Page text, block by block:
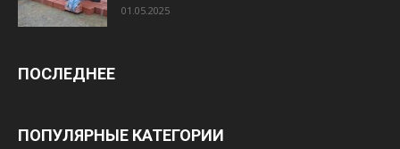
01.05.2025
ПОСЛЕДНЕЕ
ПОПУЛЯРНЫЕ КАТЕГОРИИ